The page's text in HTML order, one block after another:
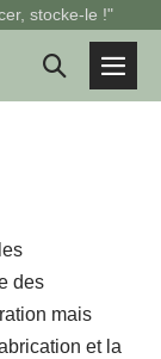
stocke-le !"
Basculer
la
des
mais
et la